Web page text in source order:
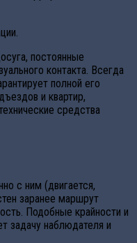
постоянные
контакта. Всегда
полной его
и квартир,
средства
с ним (двигается,
заранее маршрут
Подобные крайности и
задачу наблюдателя и